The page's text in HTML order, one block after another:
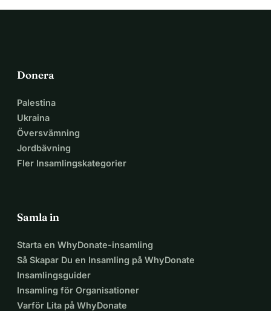
Donera
Palestina
Ukraina
Översvämning
Jordbävning
Fler Insamlingskategorier
Samla in
Starta en WhyDonate-insamling
Så Skapar Du en Insamling på WhyDonate
Insamlingsguider
Insamling för Organisationer
Varför Lita på WhyDonate